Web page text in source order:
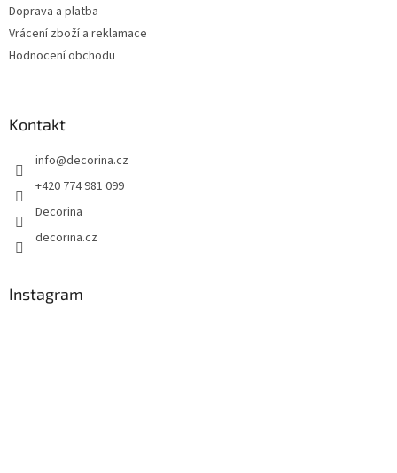
Doprava a platba
Vrácení zboží a reklamace
Hodnocení obchodu
Kontakt
info@decorina.cz
+420 774 981 099
Decorina
decorina.cz
Instagram